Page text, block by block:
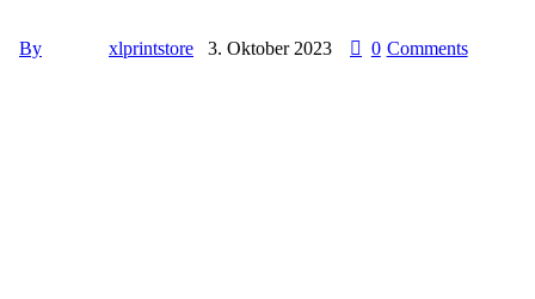
By xlprintstore 3. Oktober 2023 0 Comments